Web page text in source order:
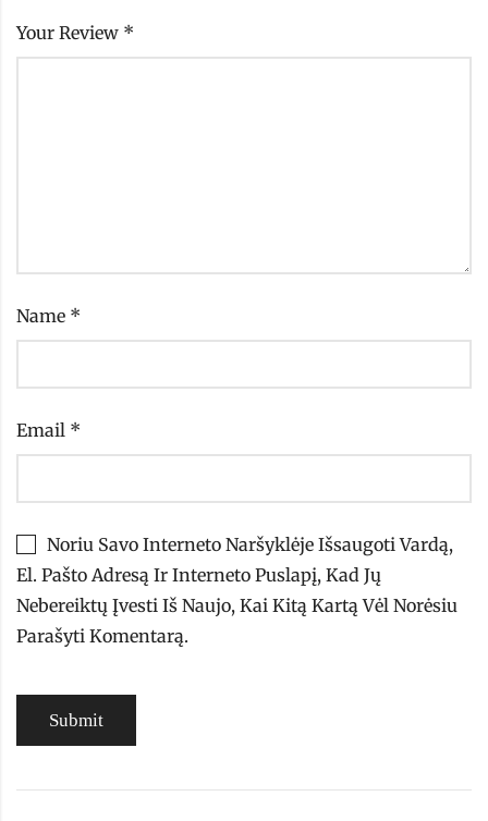
Your Review *
Name *
Email *
Noriu Savo Interneto Naršyklėje Išsaugoti Vardą,
El. Pašto Adresą Ir Interneto Puslapį, Kad Jų
Nebereiktų Įvesti Iš Naujo, Kai Kitą Kartą Vėl Norėsiu
Parašyti Komentarą.